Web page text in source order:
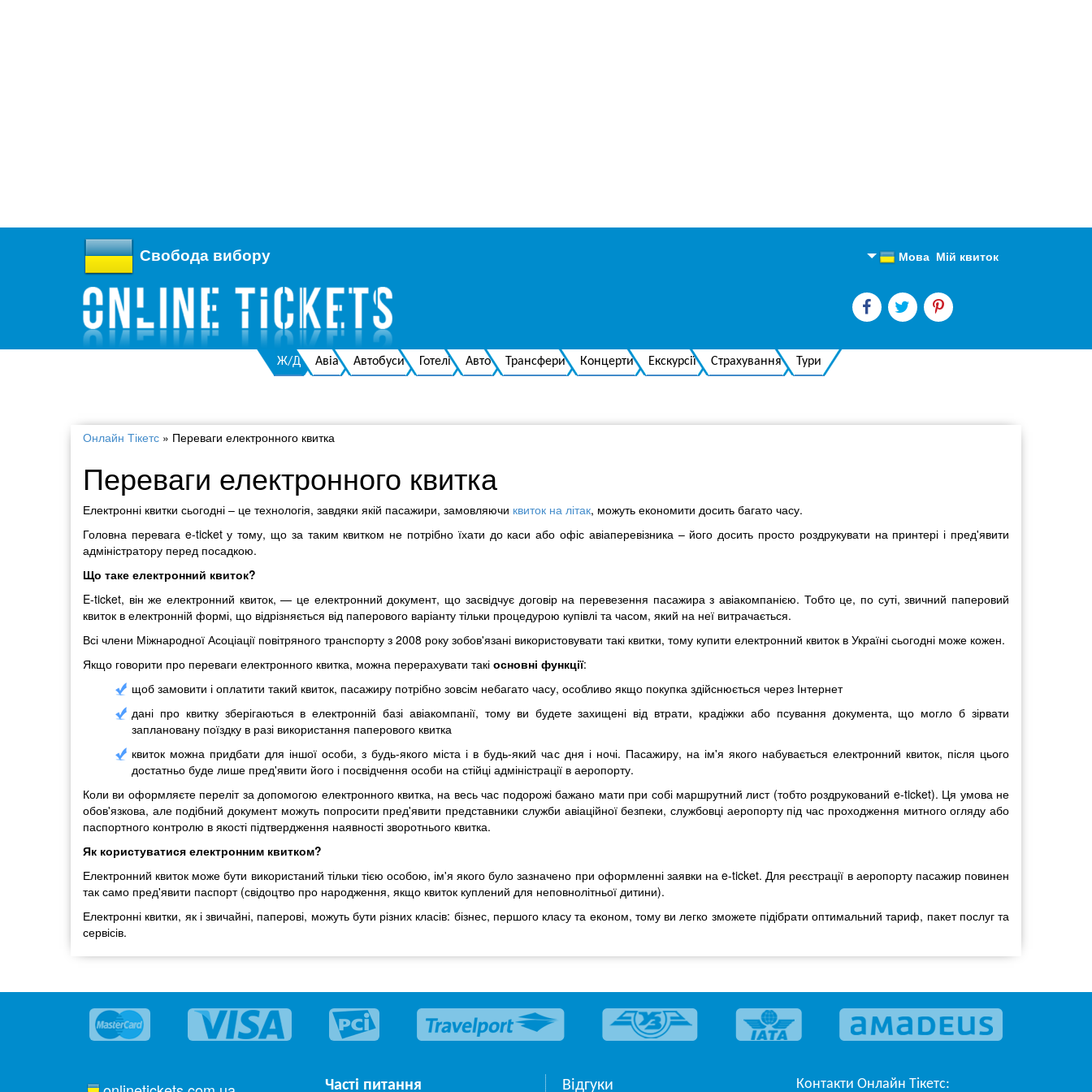
Мій квиток
Мова
Англійська
Свобода вибору
Ж/Д Авіа Автобуси Готелі Авто Трансфери Концерти Екскурсії Страхування Тури
Онлайн Тікетс » Переваги електронного квитка
Переваги електронного квитка
Електронні квитки сьогодні – це технологія, завдяки якій пасажири, замовляючи квиток на літак, можуть економити досить багато часу.
Головна перевага e-ticket у тому, що за таким квитком не потрібно їхати до каси або офіс авіаперевізника – його досить просто роздрукувати на принтері і пред'явити
адміністратору перед посадкою.
Що таке електронний квиток?
E-ticket, він же електронний квиток, — це електронний документ, що засвідчує договір на перевезення пасажира з авіакомпанією. Тобто це, по суті, звичний паперовий
квиток в електронній формі, що відрізняється від паперового варіанту тільки процедурою купівлі та часом, який на неї витрачається.
Всі члени Міжнародної Асоціації повітряного транспорту з 2008 року зобов'язані використовувати такі квитки, тому купити електронний квиток в Україні сьогодні може кожен.
Якщо говорити про переваги електронного квитка, можна перерахувати такі основні функції:
щоб замовити і оплатити такий квиток, пасажиру потрібно зовсім небагато часу, особливо якщо покупка здійснюється через Інтернет
дані про квитку зберігаються в електронній базі авіакомпанії, тому ви будете захищені від втрати, крадіжки або псування документа, що могло б зірвати
заплановану поїздку в разі використання паперового квитка
квиток можна придбати для іншої особи, з будь-якого міста і в будь-який час дня і ночі. Пасажиру, на ім'я якого набувається електронний квиток, після цього
достатньо буде лише пред'явити його і посвідчення особи на стійці адміністрації в аеропорту.
Коли ви оформляєте переліт за допомогою електронного квитка, на весь час подорожі бажано мати при собі маршрутний лист (тобто роздрукований e-ticket). Ця умова не
обов'язкова, але подібний документ можуть попросити пред'явити представники служби авіаційної безпеки, службовці аеропорту під час проходження митного огляду або
паспортного контролю в якості підтвердження наявності зворотнього квитка.
Як користуватися електронним квитком?
Електронний квиток може бути використаний тільки тією особою, ім'я якого було зазначено при оформленні заявки на e-ticket. Для реєстрації в аеропорту пасажир повинен
так само пред'явити паспорт (свідоцтво про народження, якщо квиток куплений для неповнолітньої дитини).
Електронні квитки, як і звичайні, паперові, можуть бути різних класів: бізнес, першого класу та економ, тому ви легко зможете підібрати оптимальний тариф, пакет послуг та
сервісів.
Часті питання Відгуки Контакти Онлайн Тікетс: